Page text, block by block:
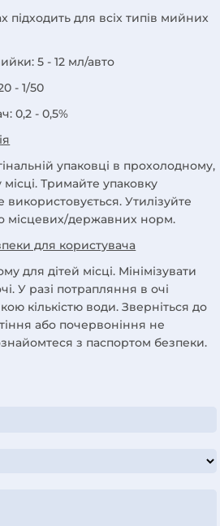
підходить для всіх типів мийних
5 - 12 мл/авто
- 1/50
0,2 - 0,5%
упаковці в прохолодному,
Тримайте упаковку
використовується. Утилізуйте
місцевих/державних норм.
для користувача
для дітей місці. Мінімізувати
У разі потрапляння в очі
кількістю води. Зверніться до
або почервоніння не
з паспортом безпеки.